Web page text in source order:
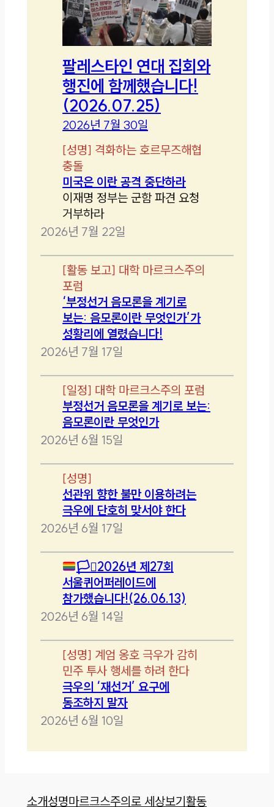
팔레스타인 연대 집회와
행진에 함께했습니다!
(2026.07.25)
2026년 7월 30일
[성명] 격화하는 호르무즈해협
충돌
미국은 이란 공격 중단하라
이재명 정부는 군함 파견 요청
거부하라
2026년 7월 22일
[활동 보고] 대학 마르크스주의
포럼
‘부정선거 음모론을 계기로
보는: 음모론이란 무엇인가’가
성황리에 열렸습니다!
2026년 7월 17일
[일정] 대학 마르크스주의 포럼
부정선거 음모론을 계기로 보는:
음모론이란 무엇인가
2026년 6월 15일
[성명]
선관위 향한 불만 이용하려는
극우에 단호히 맞서야 한다
2026년 6월 17일
🏳️‍⚧️2026년 제27회
서울퀴어퍼레이드에
참가했습니다!(26.06.13)
2026년 6월 14일
[성명] 계엄 옹호 극우가 감히
민주 투사 행세를 하려 한다
극우의 ‘재선거’ 요구에
동조하지 말자
2026년 6월 10일
소개성명마르크스주의로 세상보기활동